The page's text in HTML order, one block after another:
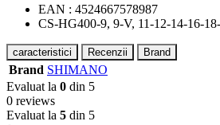
EAN : 4524667578987
CS-HG400-9, 9-V, 11-12-14-16-
caracteristici Recenzii Brand
Brand SHIMANO
Evaluat la 0 din 5
0 reviews
Evaluat la 5 din 5